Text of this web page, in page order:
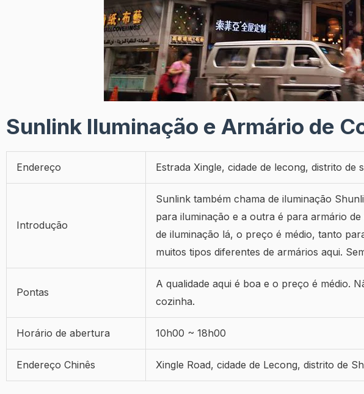
Sunlink Iluminação e Armário de
Endereço Estrada Xingle, cidade de lecong, distrito de
Introdução
Sunlink também chama de iluminação
para iluminação e a outra é para armário
de iluminação lá, o preço é médio, tanto
muitos tipos diferentes de armários aqui.
Pontas
A qualidade aqui é boa e o preço é médio.
cozinha.
Horário de abertura 10h00 ~ 18h00
Endereço Chinês Xingle Road, cidade de Lecong, distrito de